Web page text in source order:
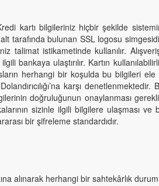
kartı bilgileriniz hiçbir şekilde
tarafında bulunan SSL logosu
istikametinde kullanılır.
ulaştırılır. Kartın
herhangi bir koşulda bu bilgileri
karşı
doğruluğunun onaylanması
sizinle ilgili bilgilere ulaşması
bir şifreleme standardıdır.
alınarak herhangi bir sahtekârlık